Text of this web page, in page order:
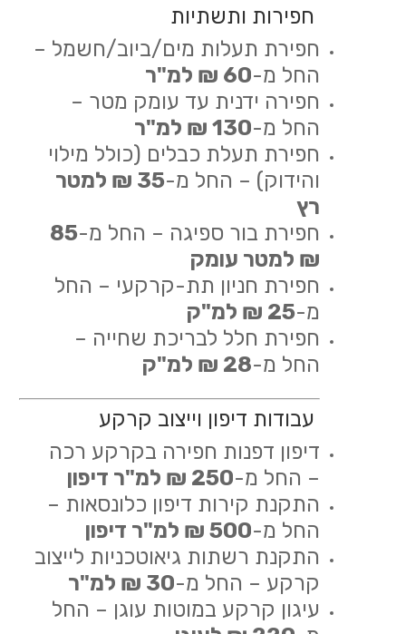
חפירות ותשתיות
חפירת תעלות מים/ביוב/חשמל –
החל מ-60 ₪ למ"ר
חפירה ידנית עד עומק מטר –
החל מ-130 ₪ למ"ר
חפירת תעלת כבלים (כולל מילוי
והידוק) – החל מ-
35 ₪ למטר
רץ
חפירת בור ספיגה – החל מ-85
₪ למטר עומק
חפירת חניון תת-קרקעי – החל
מ-25 ₪ למ"ק
חפירת חלל לבריכת שחייה –
החל מ-28 ₪ למ"ק
עבודות דיפון וייצוב קרקע
דיפון דפנות חפירה בקרקע רכה
– החל מ-250 ₪ למ"ר דיפון
התקנת קירות דיפון כלונסאות –
החל מ-500 ₪ למ"ר דיפון
התקנת רשתות גיאוטכניות לייצוב
קרקע – החל מ-30 ₪ למ"ר
עיגון קרקע במוטות עוגן – החל